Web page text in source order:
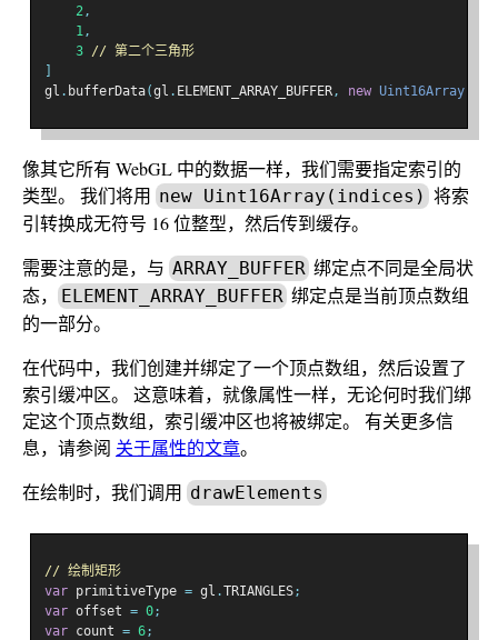
2,
1,
3 // 第二个三角形
gl . bufferData(gl . ELEMENT_ARRAY_BUFFER, new Uint16Array
像其它所有 WebGL 中的数据一样，我们需要指定索引的
类型。 我们将用 new Uint16Array(indices) 将索
引转换成无符号 16 位整型，然后传到缓存。
需要注意的是，与 ARRAY_BUFFER 绑定点不同是全局状
态，
ELEMENT_ARRAY_BUFFER 绑定点是当前顶点数组
的一部分。
在代码中，我们创建并绑定了一个顶点数组，然后设置了
索引缓冲区。 这意味着，就像属性一样，无论何时我们绑
定这个顶点数组，索引缓冲区也将被绑定。 有关更多信
息，请参阅 关于属性的文章。
在绘制时，我们调用 drawElements
// 绘制矩形
var primitiveType = gl .TRIANGLES;
var offset = 0;
var count = 6;